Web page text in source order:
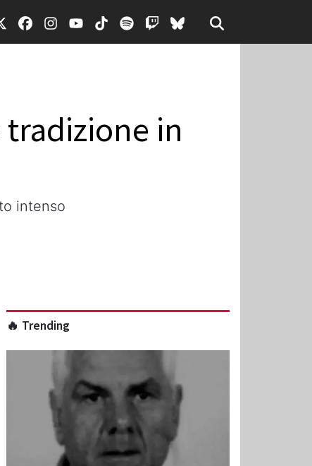
tradizione in
intenso
🔥 Trending